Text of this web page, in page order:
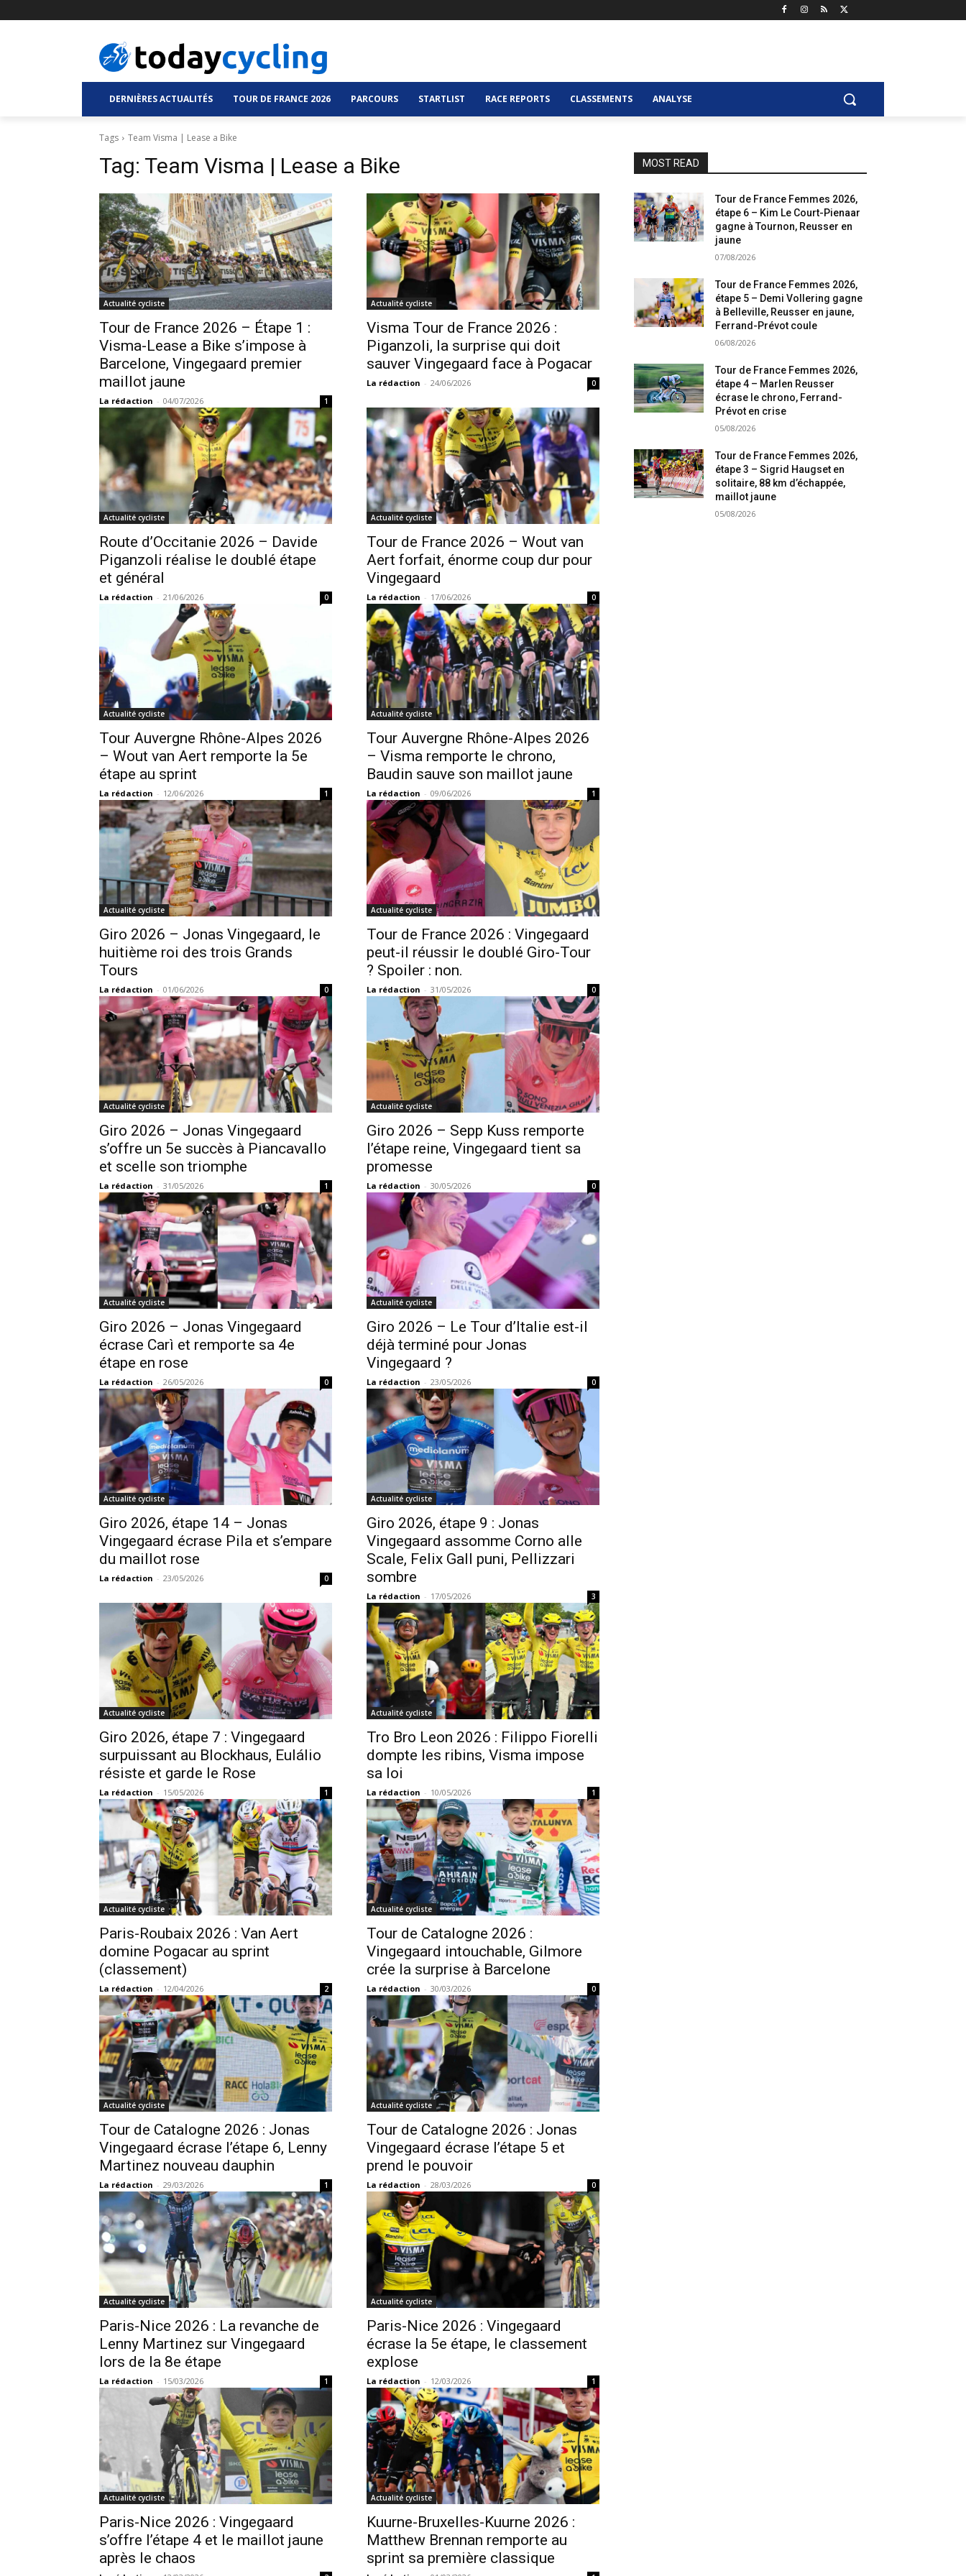
DERNIÈRES ACTUALITÉS TOUR DE FRANCE 2026 PARCOURS STARTLIST RACE REPORTS CLASSEMENTS ANALYSE
Tags Team Visma | Lease a Bike
Tag: Team Visma | Lease a Bike
Actualité cycliste
Tour de France 2026 – Étape 1 :
Visma-Lease a Bike s’impose à
Barcelone, Vingegaard premier
maillot jaune
La rédaction - 04/07/2026 1
Actualité cycliste
Visma Tour de France 2026 :
Piganzoli, la surprise qui doit
sauver Vingegaard face à Pogacar
La rédaction - 24/06/2026 0
Actualité cycliste
Route d’Occitanie 2026 – Davide
Piganzoli réalise le doublé étape
et général
La rédaction - 21/06/2026 0
Actualité cycliste
Tour de France 2026 – Wout van
Aert forfait, énorme coup dur pour
Vingegaard
La rédaction - 17/06/2026 0
Actualité cycliste
Tour Auvergne Rhône-Alpes 2026
– Wout van Aert remporte la 5e
étape au sprint
La rédaction - 12/06/2026 1
Actualité cycliste
Tour Auvergne Rhône-Alpes 2026
– Visma remporte le chrono,
Baudin sauve son maillot jaune
La rédaction - 09/06/2026 1
Actualité cycliste
Giro 2026 – Jonas Vingegaard, le
huitième roi des trois Grands
Tours
La rédaction - 01/06/2026 0
Actualité cycliste
Tour de France 2026 : Vingegaard
peut-il réussir le doublé Giro-Tour
? Spoiler : non.
La rédaction - 31/05/2026 0
Actualité cycliste
Giro 2026 – Jonas Vingegaard
s’offre un 5e succès à Piancavallo
et scelle son triomphe
La rédaction - 31/05/2026 1
Actualité cycliste
Giro 2026 – Sepp Kuss remporte
l’étape reine, Vingegaard tient sa
promesse
La rédaction - 30/05/2026 0
Actualité cycliste
Giro 2026 – Jonas Vingegaard
écrase Carì et remporte sa 4e
étape en rose
La rédaction - 26/05/2026 0
Actualité cycliste
Giro 2026 – Le Tour d’Italie est-il
déjà terminé pour Jonas
Vingegaard ?
La rédaction - 23/05/2026 0
Actualité cycliste
Giro 2026, étape 14 – Jonas
Vingegaard écrase Pila et s’empare
du maillot rose
La rédaction - 23/05/2026 0
Actualité cycliste
Giro 2026, étape 9 : Jonas
Vingegaard assomme Corno alle
Scale, Felix Gall puni, Pellizzari
sombre
La rédaction - 17/05/2026 3
Actualité cycliste
Giro 2026, étape 7 : Vingegaard
surpuissant au Blockhaus, Eulálio
résiste et garde le Rose
La rédaction - 15/05/2026 1
Actualité cycliste
Tro Bro Leon 2026 : Filippo Fiorelli
dompte les ribins, Visma impose
sa loi
La rédaction - 10/05/2026 1
Actualité cycliste
Paris-Roubaix 2026 : Van Aert
domine Pogacar au sprint
(classement)
La rédaction - 12/04/2026 2
Actualité cycliste
Tour de Catalogne 2026 :
Vingegaard intouchable, Gilmore
crée la surprise à Barcelone
La rédaction - 30/03/2026 0
Actualité cycliste
Tour de Catalogne 2026 : Jonas
Vingegaard écrase l’étape 6, Lenny
Martinez nouveau dauphin
La rédaction - 29/03/2026 1
Actualité cycliste
Tour de Catalogne 2026 : Jonas
Vingegaard écrase l’étape 5 et
prend le pouvoir
La rédaction - 28/03/2026 0
Actualité cycliste
Paris-Nice 2026 : La revanche de
Lenny Martinez sur Vingegaard
lors de la 8e étape
La rédaction - 15/03/2026 1
Actualité cycliste
Paris-Nice 2026 : Vingegaard
écrase la 5e étape, le classement
explose
La rédaction - 12/03/2026 1
Actualité cycliste
Paris-Nice 2026 : Vingegaard
s’offre l’étape 4 et le maillot jaune
après le chaos
Actualité cycliste
Kuurne-Bruxelles-Kuurne 2026 :
Matthew Brennan remporte au
sprint sa première classique
MOST READ
Tour de France Femmes 2026,
étape 6 – Kim Le Court-Pienaar
gagne à Tournon, Reusser en
jaune
07/08/2026
Tour de France Femmes 2026,
étape 5 – Demi Vollering gagne
à Belleville, Reusser en jaune,
Ferrand-Prévot coule
06/08/2026
Tour de France Femmes 2026,
étape 4 – Marlen Reusser
écrase le chrono, Ferrand-
Prévot en crise
05/08/2026
Tour de France Femmes 2026,
étape 3 – Sigrid Haugset en
solitaire, 88 km d’échappée,
maillot jaune
05/08/2026